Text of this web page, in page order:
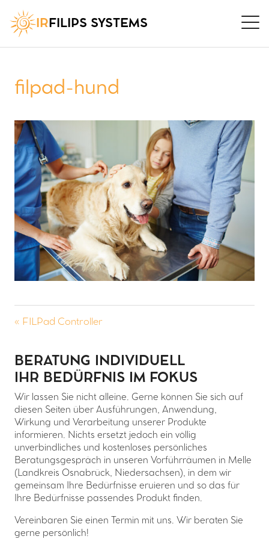
IR FILIPS SYSTEMS
filpad-hund
« FILPad Controller
BERATUNG INDIVIDUELL
IHR BEDÜRFNIS IM FOKUS
Wir lassen Sie nicht alleine. Gerne können Sie sich auf
diesen Seiten über Ausführungen, Anwendung,
Wirkung und Verarbeitung unserer Produkte
informieren. Nichts ersetzt jedoch ein völlig
unverbindliches und kostenloses persönliches
Beratungsgespräch in unseren Vorführräumen in Melle
(Landkreis Osnabrück, Niedersachsen), in dem wir
gemeinsam Ihre Bedürfnisse eruieren und so das für
Ihre Bedürfnisse passendes Produkt finden.
Vereinbaren Sie einen Termin mit uns. Wir beraten Sie
gerne persönlich!